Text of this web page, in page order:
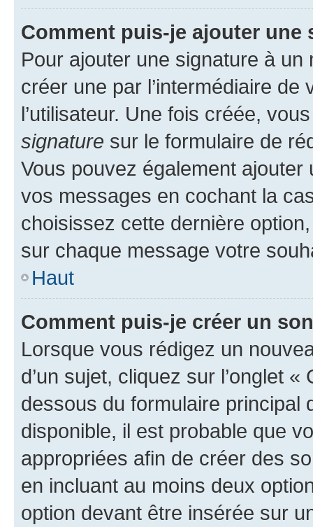
Comment puis-je ajouter une
Pour ajouter une signature à un
créer une par l’intermédiaire
l’utilisateur. Une fois créée,
signature sur le formulaire de
Vous pouvez également
vos messages en cochant la
choisissez cette dernière
sur chaque message votre
Haut
Comment puis-je créer un
Lorsque vous rédigez un
d’un sujet, cliquez sur l’onglet
dessous du formulaire principal
disponible, il est probable que
appropriées afin de créer des
en incluant au moins deux
option devant être insérée sur